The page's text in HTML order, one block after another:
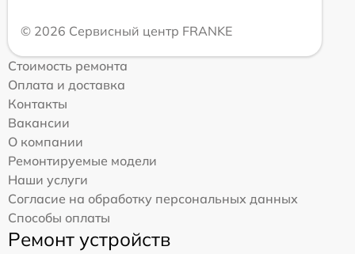
© 2026 Сервисный центр FRANKE
Стоимость ремонта
Оплата и доставка
Контакты
Вакансии
О компании
Ремонтируемые модели
Наши услуги
Согласие на обработку персональных данных
Способы оплаты
Ремонт устройств